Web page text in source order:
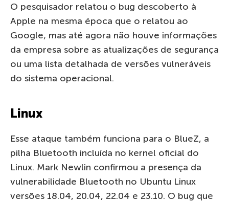
O pesquisador relatou o bug descoberto à
Apple na mesma época que o relatou ao
Google, mas até agora não houve informações
da empresa sobre as atualizações de segurança
ou uma lista detalhada de versões vulneráveis
do sistema operacional.
Linux
Esse ataque também funciona para o BlueZ, a
pilha Bluetooth incluída no kernel oficial do
Linux. Mark Newlin confirmou a presença da
vulnerabilidade Bluetooth no Ubuntu Linux
versões 18.04, 20.04, 22.04 e 23.10. O bug que